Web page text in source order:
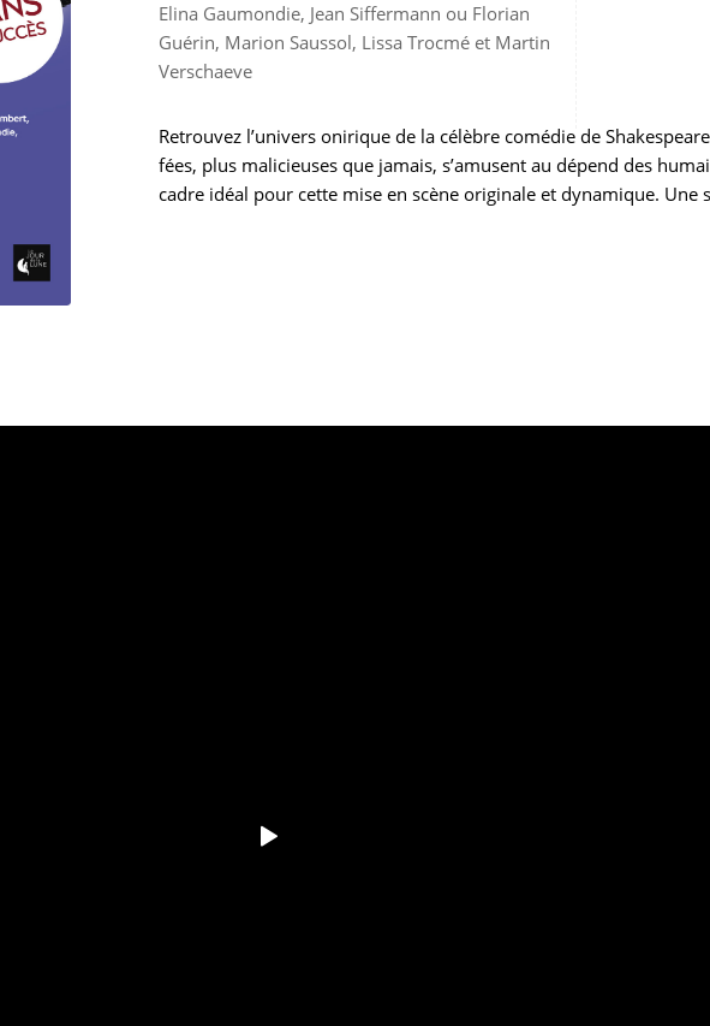
Elina Gaumondie, Jean Siffermann ou Florian
Guérin, Marion Saussol, Lissa Trocmé et Martin
Verschaeve
Retrouvez l’univers onirique de la célèbre comédie de
fées, plus malicieuses que jamais, s’amusent au dépend des
cadre idéal pour cette mise en scène originale et dynamique. Une